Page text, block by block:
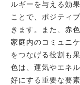
ルギーを与える効
ことで、ポジティ
きます。また、赤
家庭内のコミュニ
をつなげる役割も
色は、運気やエネ
好にする重要な要